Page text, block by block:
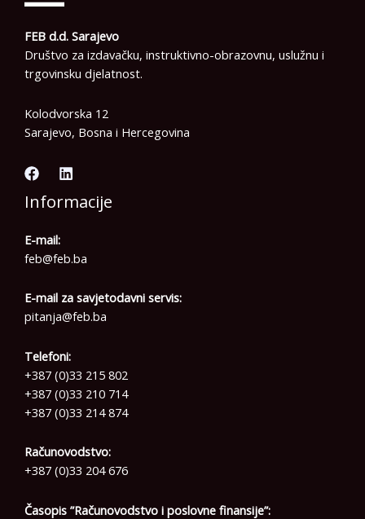
FEB d.d. Sarajevo
Društvo za izdavačku, instruktivno-obrazovnu, uslužnu i
trgovinsku djelatnost.
Kolodvorska 12
Sarajevo, Bosna i Hercegovina
Informacije
E-mail:
feb@feb.ba
E-mail za savjetodavni servis:
pitanja@feb.ba
Telefoni:
+387 (0)33 215 802
+387 (0)33 210 714
+387 (0)33 214 874
Računovodstvo:
+387 (0)33 204 676
Časopis ”Računovodstvo i poslovne finansije”: